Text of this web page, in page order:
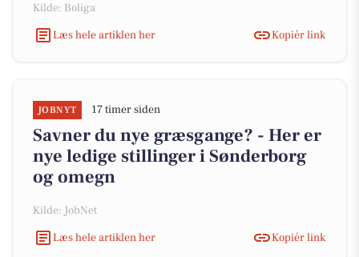
Kilde: Boliga
Læs hele artiklen her
Kopiér link
JOBNYT 17 timer siden
Savner du nye græsgange? - Her er
nye ledige stillinger i Sønderborg
og omegn
Kilde: JobNet
Læs hele artiklen her
Kopiér link